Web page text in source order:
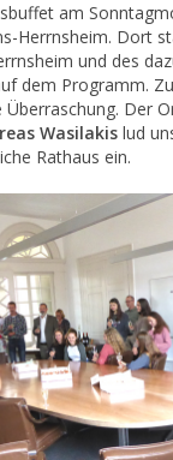
am
Herrnsheim. Dort
und des
dem Programm.
Der
Wasilakis lud
Rathaus ein.